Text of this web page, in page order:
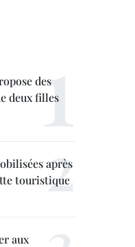
des
deux filles
après
touristique
aux